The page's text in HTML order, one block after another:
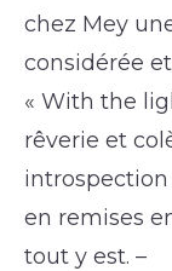
chez Mey
considérée
« With the
rêverie et
en remises
tout y est. –